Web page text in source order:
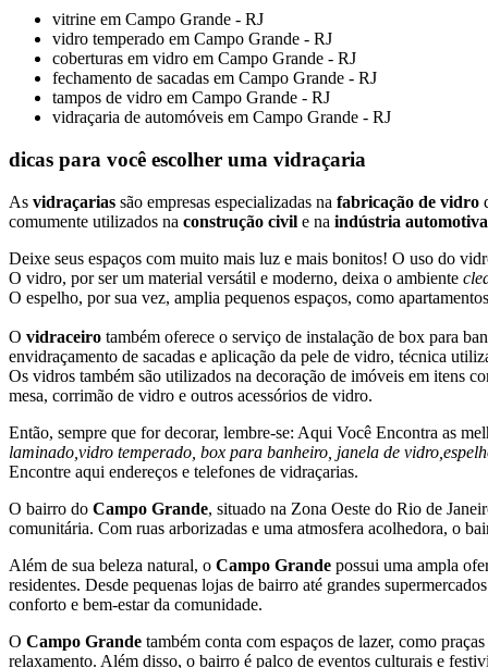
vitrine em Campo Grande - RJ
vidro temperado em Campo Grande - RJ
coberturas em vidro em Campo Grande - RJ
fechamento de sacadas em Campo Grande - RJ
tampos de vidro em Campo Grande - RJ
vidraçaria de automóveis em Campo Grande - RJ
dicas para você escolher uma vidraçaria
As vidraçarias são empresas especializadas na fabricação de vidro
comumente utilizados na construção civil e na indústria automotiva
Deixe seus espaços com muito mais luz e mais bonitos! O uso do
O vidro, por ser um material versátil e moderno, deixa o ambiente
O espelho, por sua vez, amplia pequenos espaços, como
O vidraceiro também oferece o serviço de instalação de box para
envidraçamento de sacadas e aplicação da pele de vidro, técnica
Os vidros também são utilizados na decoração de imóveis em itens
mesa, corrimão de vidro e outros acessórios de vidro.
Então, sempre que for decorar, lembre-se: Aqui Você Encontra as
laminado,vidro temperado, box para banheiro, janela de
Encontre aqui endereços e telefones de vidraçarias.
O bairro do Campo Grande, situado na Zona Oeste do Rio de
comunitária. Com ruas arborizadas e uma atmosfera acolhedora, o
Além de sua beleza natural, o Campo Grande possui uma ampla
residentes. Desde pequenas lojas de bairro até grandes
conforto e bem-estar da comunidade.
O Campo Grande também conta com espaços de lazer, como
relaxamento. Além disso, o bairro é palco de eventos culturais e